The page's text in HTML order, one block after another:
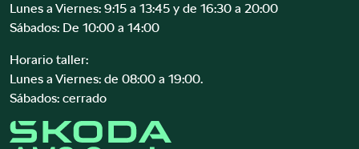
Lunes a Viernes: 9:15 a 13:45 y de 16:30 a 20:00
Sábados: De 10:00 a 14:00
Horario taller:
Lunes a Viernes: de 08:00 a 19:00.
Sábados: cerrado